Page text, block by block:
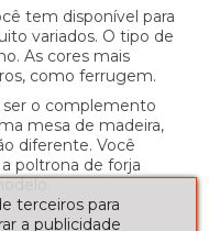
tem disponível para
variados. O tipo de
As cores mais
como ferrugem.
ser o complemento
mesa de madeira,
diferente. Você
poltrona de forja
terceiros para
a publicidade